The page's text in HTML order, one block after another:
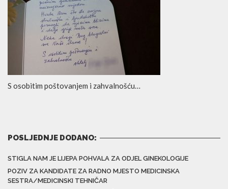
S osobitim poštovanjem i zahvalnošću…
POSLJEDNJE DODANO:
STIGLA NAM JE LIJEPA POHVALA ZA ODJEL GINEKOLOGIJE
POZIV ZA KANDIDATE ZA RADNO MJESTO MEDICINSKA
SESTRA/MEDICINSKI TEHNIČAR